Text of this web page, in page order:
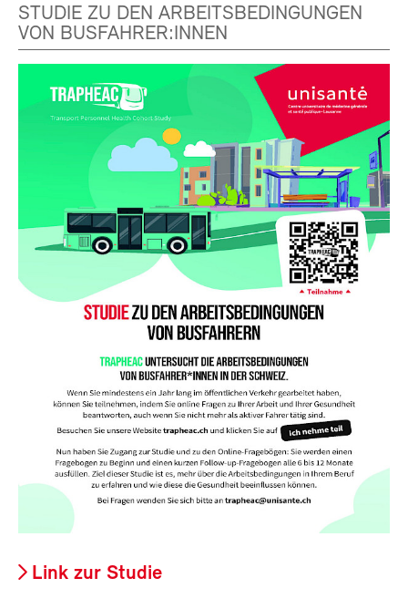
STUDIE ZU DEN ARBEITSBEDINGUNGEN
VON BUSFAHRER:INNEN
Link zur Studie